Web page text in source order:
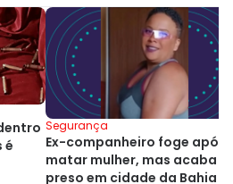
é
Segurança
Ex-companheiro foge após
matar mulher, mas acaba
preso em cidade da Bahia